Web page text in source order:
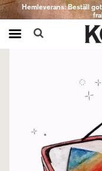
Hemleverans: Beställ